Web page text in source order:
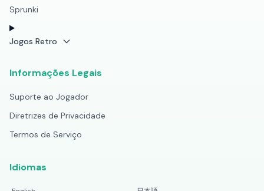
Sprunki
Jogos Retro
Informações Legais
Suporte ao Jogador
Diretrizes de Privacidade
Termos de Serviço
Idiomas